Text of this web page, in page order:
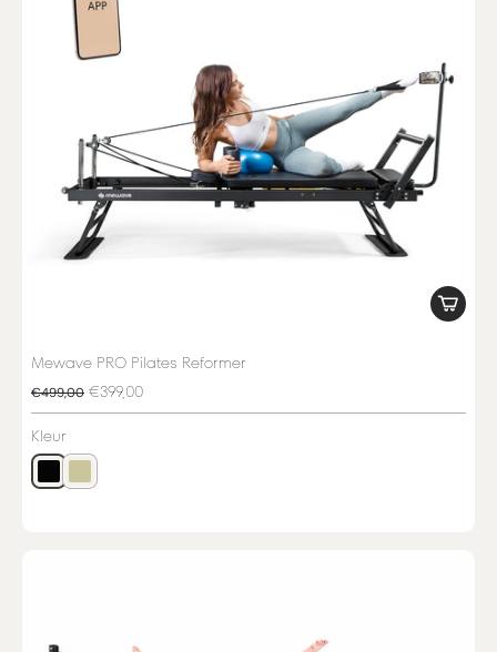
Mewave PRO Pilates Reformer
€499,00 €399,00
Kleur